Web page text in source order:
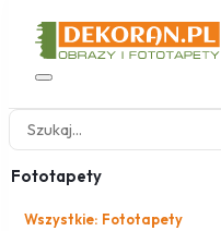
Fototapety
Wszystkie: Fototapety